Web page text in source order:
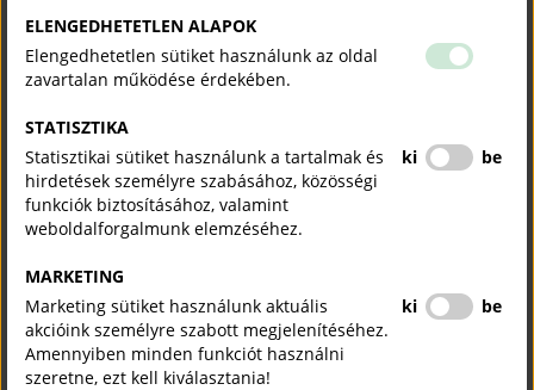
2026. július 21.
Fordulatra van szükség a gazdaságfejlesztésben, szakértői gazdaságpolitikai
adott interjújában. A kötelező kamarai hozzájárulás átalakítása terítéken van.
Megalakult az MKIK Nyugat-Balkán Regionális Bizottsága
Külpiaci tevékenység
Külgazdaság
Megalakult az MKIK Nyugat-Balkán Regionális Bizottsága. A Galambos Attila
vezette testület célja, hogy naprakész piaci információkkal és összehangolt
szakmai munkával segítse a magyar vállalatok sikeres nyugat-balkáni piacra
lépését.
ELENGEDHETETLEN ALAPOK
Elengedhetetlen sütiket használunk az oldal
zavartalan működése érdekében.
STATISZTIKA
Statisztikai sütiket használunk a tartalmak és
hirdetések személyre szabásához, közösségi
funkciók biztosításához, valamint
weboldalforgalmunk elemzéséhez.
ki be
MARKETING
Marketing sütiket használunk aktuális
akcióink személyre szabott megjelenítéséhez.
Amennyiben minden funkciót használni
szeretne, ezt kell kiválasztania!
ki be